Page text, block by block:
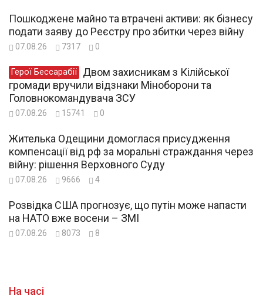
Пошкоджене майно та втрачені активи: як бізнесу
подати заяву до Реєстру про збитки через війну
07.08.26 7317 0
Герої Бессарабії
громади вручили відзнаки Міноборони та
Головнокомандувача ЗСУ
07.08.26 15741 0
Жителька Одещини домоглася присудження
компенсації від рф за моральні страждання через
війну: рішення Верховного Суду
07.08.26 9666 4
Розвідка США прогнозує, що путін може напасти
на НАТО вже восени – ЗМІ
07.08.26 8073 8
На часі